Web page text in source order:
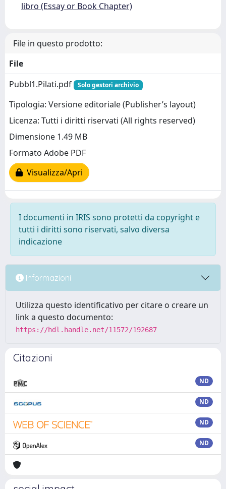
libro (Essay or Book Chapter)
File in questo prodotto:
File
Pubbl1.Pilati.pdf
Solo gestori archivio
Tipologia: Versione editoriale (Publisher’s layout)
Licenza: Tutti i diritti riservati (All rights reserved)
Dimensione 1.49 MB
Formato Adobe PDF
Visualizza/Apri
I documenti in IRIS sono protetti da copyright e
tutti i diritti sono riservati, salvo diversa
indicazione
Informazioni
Utilizza questo identificativo per citare o creare un
link a questo documento:
https://hdl.handle.net/11572/192687
Citazioni
ND
ND
ND
ND